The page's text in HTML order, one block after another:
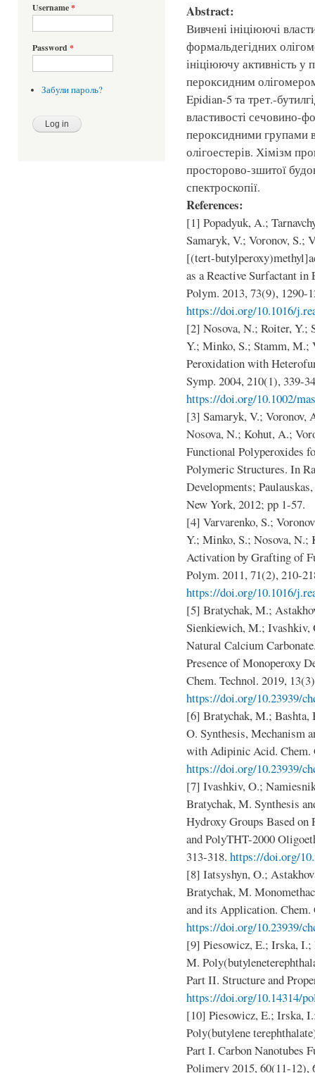
Username*
Password *
Забули пароль?
Abstract:
Вивчені ініціюючі
формальдегідних
ініціюючу активність у
пероксидним
Epidian-5 та трет.-
властивості сечовино-
пероксидними групами
олігоестерів. Хімізм
просторово-зшитої
спектроскопії.
References:
[1] Popadyuk, A.;
Samaryk, V.; Voronov, S.;
[(tert-
as a Reactive Surfactant
Polym. 2013, 73(9), 1290-
https://doi.org/10.1016/
[2] Nosova, N.; Roiter, Y.;
Y.; Minko, S.; Stamm, M.;
Peroxidation with
Symp. 2004, 210(1), 339-
https://doi.org/10.1002/
[3] Samaryk, V.; Voronov,
Nosova, N.; Kohut, A.;
Functional Polyperoxides
Polymeric Structures. In
Developments;
New York, 2012; pp 1-57.
[4] Varvarenko, S.;
Y.; Minko, S.; Nosova, N.;
Activation by Grafting of
Polym. 2011, 71(2), 210-
https://doi.org/10.1016/
[5] Bratychak, M.;
Sienkiewich, M.;
Natural Calcium
Presence of Monoperoxy
Chem. Technol. 2019,
https://doi.org/10.23939/
[6] Bratychak, M.; Bashta,
O. Synthesis, Mechanism
with Adipinic Acid. Chem.
https://doi.org/10.23939/
[7] Ivashkiv, O.;
Bratychak, M. Synthesis
Hydroxy Groups Based
and PolyTHT-2000
313-318. https://doi.org/
[8] Iatsyshyn, O.;
Bratychak, M.
and its Application. Chem.
https://doi.org/10.23939/
[9] Piesowicz, E.; Irska,
M.
Part II. Structure and
https://doi.org/10.14314/
[10] Piesowicz, E.; Irska,
Poly(butylene
Part I. Carbon Nanotubes
Polimery 2015, 60(11-12),